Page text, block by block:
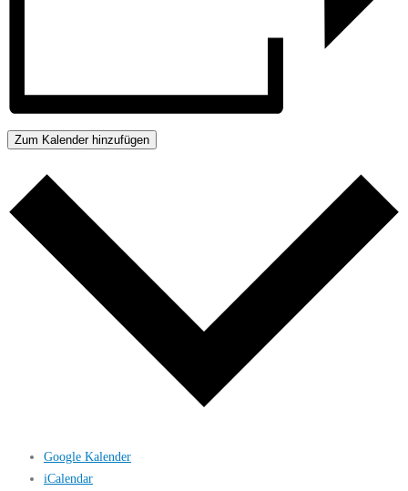
Zum Kalender hinzufügen
Google Kalender
iCalendar